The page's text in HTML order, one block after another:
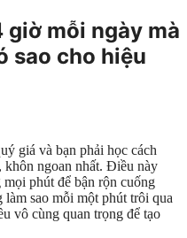
mỗi ngày mà
sao cho hiệu
giá và bạn phải học cách
khôn ngoan nhất. Điều này
phút để bận rộn cuống
sao mỗi một phút trôi qua
vô cùng quan trọng để tạo